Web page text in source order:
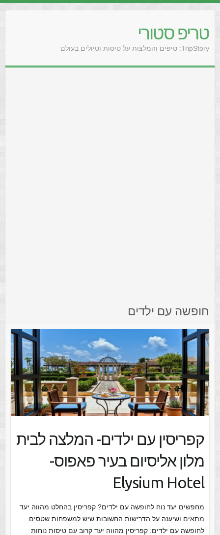
טריפ סטורי
TripStory: טיפים והמלצות על טיסות וטיולים בעולם
חופשה עם ילדים
קפריסין עם ילדים- המלצה לבית
מלון אליסיום בעיר פאפוס-
Elysium Hotel
מחפשים יעד נוח לחופשה עם ילדים? קפריסין בהחלט מהווה יעד
מתאים ושיענה על הדרישות החשובות שיש למשפחות שטסים
לחופשה עם ילדים: קפריסין מהווה יעד קרוב עם טיסות נוחות